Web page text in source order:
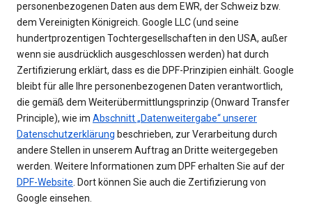
personenbezogenen Daten aus dem EWR, der Schweiz bzw.
dem Vereinigten Königreich. Google LLC (und seine
hundertprozentigen Tochtergesellschaften in den USA, außer
wenn sie ausdrücklich ausgeschlossen werden) hat durch
Zertifizierung erklärt, dass es die DPF-Prinzipien einhält. Google
bleibt für alle Ihre personenbezogenen Daten verantwortlich,
die gemäß dem Weiterübermittlungsprinzip (Onward Transfer
Principle), wie im Abschnitt „Datenweitergabe“ unserer
Datenschutzerklärung beschrieben, zur Verarbeitung durch
andere Stellen in unserem Auftrag an Dritte weitergegeben
werden. Weitere Informationen zum DPF erhalten Sie auf der
DPF-Website. Dort können Sie auch die Zertifizierung von
Google einsehen.